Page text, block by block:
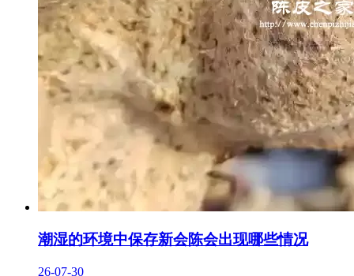
潮湿的环境中保存新会陈会出现哪些情况
26-07-30